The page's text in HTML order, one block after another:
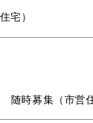
宅）
時募集（市営住